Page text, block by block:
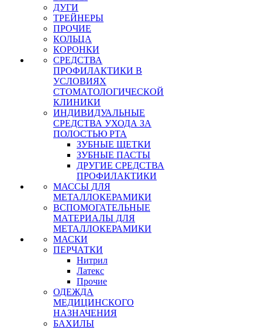
ДУГИ
ТРЕЙНЕРЫ
ПРОЧИЕ
КОЛЬЦА
КОРОНКИ
СРЕДСТВА
ПРОФИЛАКТИКИ В
УСЛОВИЯХ
СТОМАТОЛОГИЧЕСКОЙ
КЛИНИКИ
ИНДИВИДУАЛЬНЫЕ
СРЕДСТВА УХОДА ЗА
ПОЛОСТЬЮ РТА
ЗУБНЫЕ ЩЕТКИ
ЗУБНЫЕ ПАСТЫ
ДРУГИЕ СРЕДСТВА
ПРОФИЛАКТИКИ
МАССЫ ДЛЯ
МЕТАЛЛОКЕРАМИКИ
ВСПОМОГАТЕЛЬНЫЕ
МАТЕРИАЛЫ ДЛЯ
МЕТАЛЛОКЕРАМИКИ
МАСКИ
ПЕРЧАТКИ
Нитрил
Латекс
Прочие
ОДЕЖДА
МЕДИЦИНСКОГО
НАЗНАЧЕНИЯ
БАХИЛЫ